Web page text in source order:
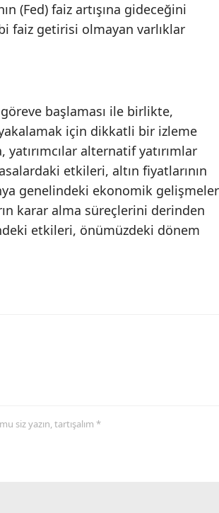
Kastamonu
Kocaeli
Konya
Kütahya
Malatya
Niğde
(Fed) faiz artışına gideceğini
faiz getirisi olmayan varlıklar
göreve başlaması ile birlikte,
için dikkatli bir izleme
alternatif yatırımlar
etkileri, altın fiyatlarının
genelindeki ekonomik gelişmeler
karar alma süreçlerini derinden
etkileri, önümüzdeki dönem
siz yazın, tartışalım *